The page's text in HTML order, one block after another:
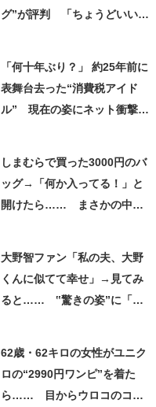
グ”が評判 「ちょうどいい大
「何十年ぶり？」 約25年前に
表舞台去った“消費税アイド
ル” 現在の姿にネット衝撃
しまむらで買った3000円のバ
ッグ→「何か入ってる！」と
開けたら…… まさかの中身
大野智ファン「私の夫、大野
くんに似てて幸せ」→見てみ
ると…… ‟驚きの姿”に「最
62歳・62キロの女性がユニク
ロの“2990円ワンピ”を着た
ら…… 目からウロコのコー